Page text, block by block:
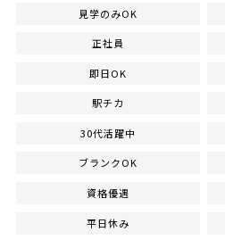
見学のみOK
正社員
即日OK
駅チカ
30代活躍中
ブランクOK
資格優遇
平日休み